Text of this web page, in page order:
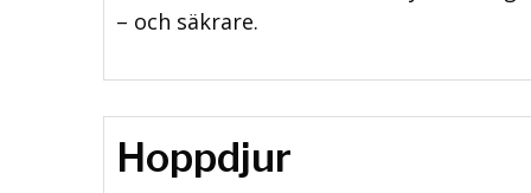
– och säkrare.
Hoppdjur